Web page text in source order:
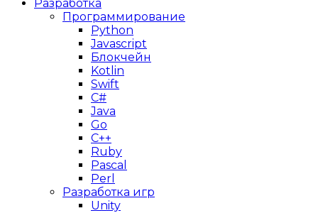
Разработка
Программирование
Python
Javascript
Блокчейн
Kotlin
Swift
C#
Java
Go
C++
Ruby
Pascal
Perl
Разработка игр
Unity